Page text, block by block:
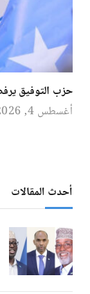
حزب التوفيق
أغسطس 4, 2026
أحدث المقالات